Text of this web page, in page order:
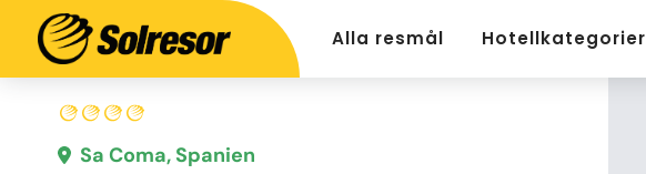
Alla resmål Hotellkategorier
Sa Coma, Spanien